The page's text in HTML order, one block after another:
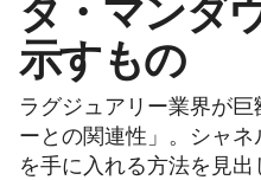
示すもの
ラグジュアリー業界が
ーとの関連性」。シャ
を手に入れる方法を見出